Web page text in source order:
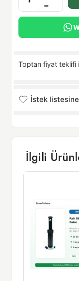
−
Toptan fiyat teklifi
İstek
İlgili